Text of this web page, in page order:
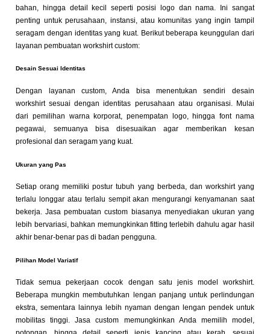
bahan, hingga detail kecil seperti posisi logo dan nama. Ini sangat
penting untuk perusahaan, instansi, atau komunitas yang ingin tampil
seragam dengan identitas yang kuat. Berikut beberapa keunggulan dari
layanan pembuatan workshirt custom:
Desain Sesuai Identitas
Dengan layanan custom, Anda bisa menentukan sendiri desain
workshirt sesuai dengan identitas perusahaan atau organisasi. Mulai
dari pemilihan warna korporat, penempatan logo, hingga font nama
pegawai, semuanya bisa disesuaikan agar memberikan kesan
profesional dan seragam yang kuat.
Ukuran yang Pas
Setiap orang memiliki postur tubuh yang berbeda, dan workshirt yang
terlalu longgar atau terlalu sempit akan mengurangi kenyamanan saat
bekerja. Jasa pembuatan custom biasanya menyediakan ukuran yang
lebih bervariasi, bahkan memungkinkan fitting terlebih dahulu agar hasil
akhir benar-benar pas di badan pengguna.
Pilihan Model Variatif
Tidak semua pekerjaan cocok dengan satu jenis model workshirt.
Beberapa mungkin membutuhkan lengan panjang untuk perlindungan
ekstra, sementara lainnya lebih nyaman dengan lengan pendek untuk
mobilitas tinggi. Jasa custom memungkinkan Anda memilih model,